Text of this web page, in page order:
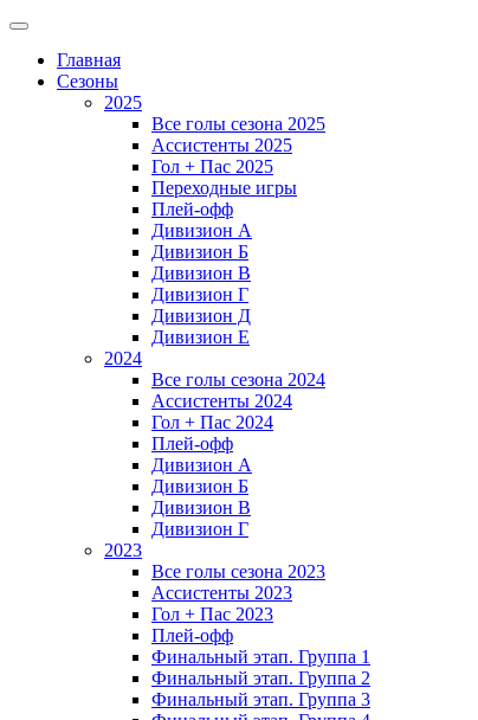
Главная
Сезоны
2025
Все голы сезона 2025
Ассистенты 2025
Гол + Пас 2025
Переходные игры
Плей-офф
Дивизион A
Дивизион Б
Дивизион В
Дивизион Г
Дивизион Д
Дивизион Е
2024
Все голы сезона 2024
Ассистенты 2024
Гол + Пас 2024
Плей-офф
Дивизион A
Дивизион Б
Дивизион В
Дивизион Г
2023
Все голы сезона 2023
Ассистенты 2023
Гол + Пас 2023
Плей-офф
Финальный этап. Группа 1
Финальный этап. Группа 2
Финальный этап. Группа 3